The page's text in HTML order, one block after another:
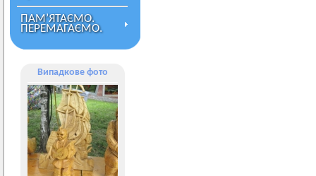
ПАМ’ЯТАЄМО.
ПЕРЕМАГАЄМО.
Випадкове фото